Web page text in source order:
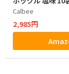
Calbee
2,985円